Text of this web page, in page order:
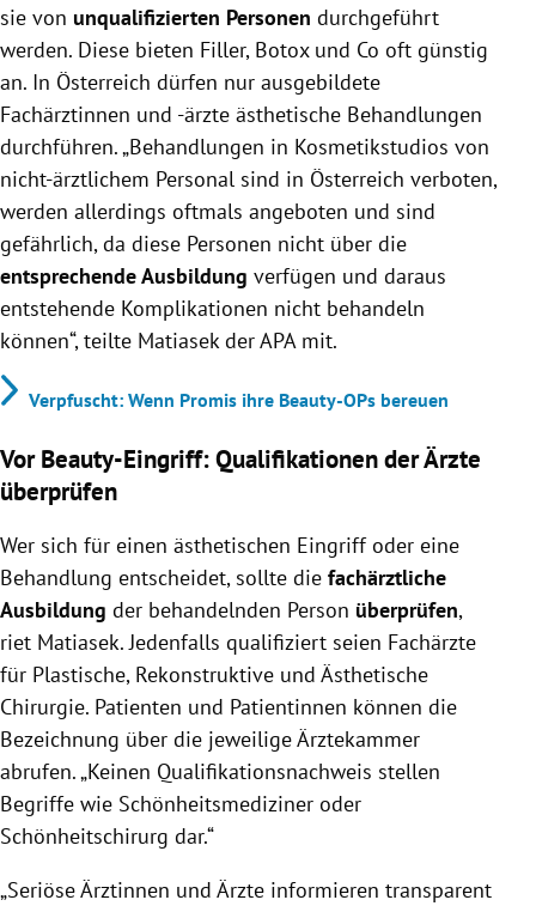
sie von unqualifizierten Personen durchgeführt
werden. Diese bieten Filler, Botox und Co oft günstig
an. In Österreich dürfen nur ausgebildete
Fachärztinnen und -ärzte ästhetische Behandlungen
durchführen. „Behandlungen in Kosmetikstudios von
nicht-ärztlichem Personal sind in Österreich verboten,
werden allerdings oftmals angeboten und sind
gefährlich, da diese Personen nicht über die
entsprechende Ausbildung verfügen und daraus
entstehende Komplikationen nicht behandeln
können“, teilte Matiasek der APA mit.
Verpfuscht: Wenn Promis ihre Beauty-OPs bereuen
Vor Beauty-Eingriff: Qualifikationen der Ärzte
überprüfen
Wer sich für einen ästhetischen Eingriff oder eine
Behandlung entscheidet, sollte die fachärztliche
Ausbildung der behandelnden Person überprüfen,
riet Matiasek. Jedenfalls qualifiziert seien Fachärzte
für Plastische, Rekonstruktive und Ästhetische
Chirurgie. Patienten und Patientinnen können die
Bezeichnung über die jeweilige Ärztekammer
abrufen. „Keinen Qualifikationsnachweis stellen
Begriffe wie Schönheitsmediziner oder
Schönheitschirurg dar.“
„Seriöse Ärztinnen und Ärzte informieren transparent